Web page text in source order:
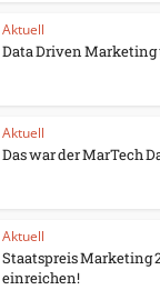
Aktuell
Data Driven Marketing
Aktuell
Das war der MarTech
Aktuell
Staatspreis Marketing
einreichen!